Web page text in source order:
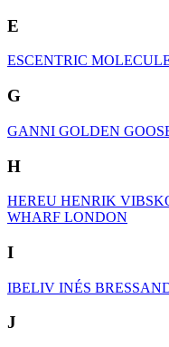
E
ESCENTRIC
G
GANNI GOLDEN
H
HEREU HENRIK
WHARF LONDON
I
IBELIV INÉS
J